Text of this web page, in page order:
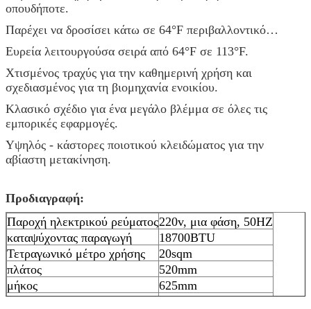
οπουδήποτε.
Παρέχει να δροσίσει κάτω σε 64°F περιβαλλοντικό…
Ευρεία λειτουργούσα σειρά από 64°F σε 113°F.
Χτισμένος τραχύς για την καθημερινή χρήση και
σχεδιασμένος για τη βιομηχανία ενοικίου.
Κλασικό σχέδιο για ένα μεγάλο βλέμμα σε όλες τις
εμπορικές εφαρμογές.
Υψηλός - κάστορες ποιοτικού κλειδώματος για την
αβίαστη μετακίνηση.
Προδιαγραφή:
Παροχή ηλεκτρικού ρεύματος220v, μια φάση, 50HZ
καταψύχοντας παραγωγή
18700BTU
Τετραγωνικό μέτρο χρήσης
20sqm
πλάτος
520mm
μήκος
625mm
ύψος
1100mm